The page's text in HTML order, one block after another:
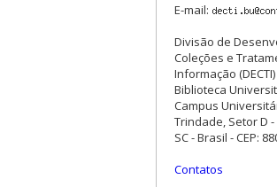
E-mail:
Divisão de
Coleções e
Informação (DECTI)
Biblioteca
Campus
Trindade, Setor D
SC - Brasil - CEP:
Contatos